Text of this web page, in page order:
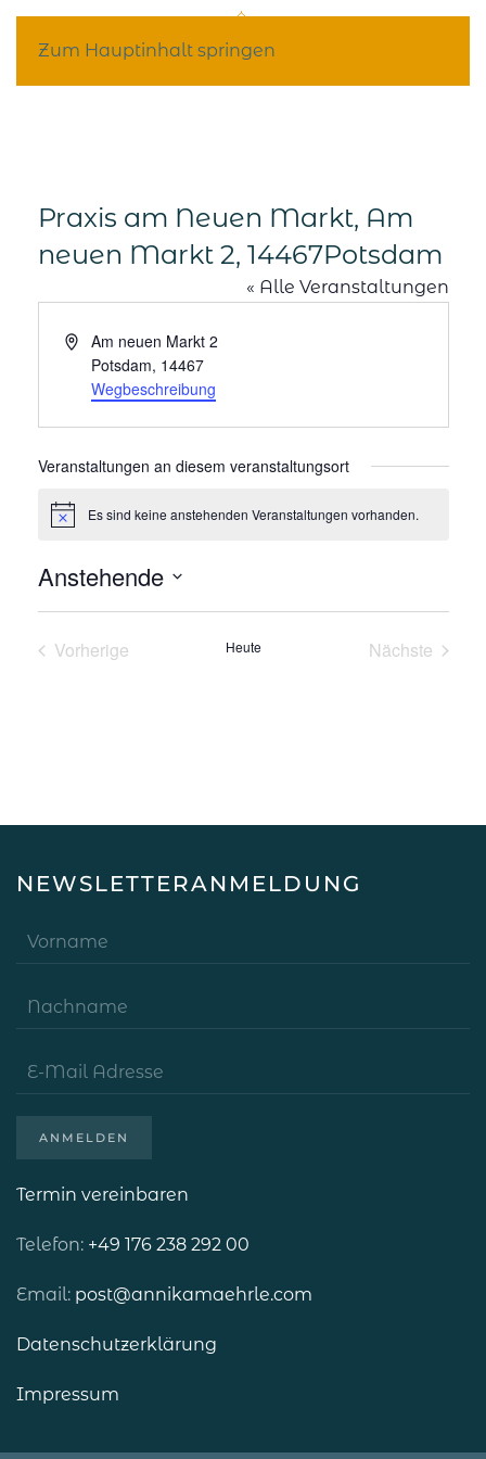
Zum Hauptinhalt springen
Praxis am Neuen Markt, Am
neuen Markt 2, 14467Potsdam
« Alle Veranstaltungen
AdresseAm neuen Markt 2
Potsdam, 14467
Wegbeschreibung
Veranstaltungen an diesem veranstaltungsort
HinweisEs sind keine anstehenden Veranstaltungen vorhanden.
Anstehende
Datum
Vorherige
Heute
Nächste
NEWSLETTERANMELDUNG
ANMELDEN
Termin vereinbaren
Telefon: +49 176 238 292 00
Email: post@annikamaehrle.com
Datenschutzerklärung
Impressum